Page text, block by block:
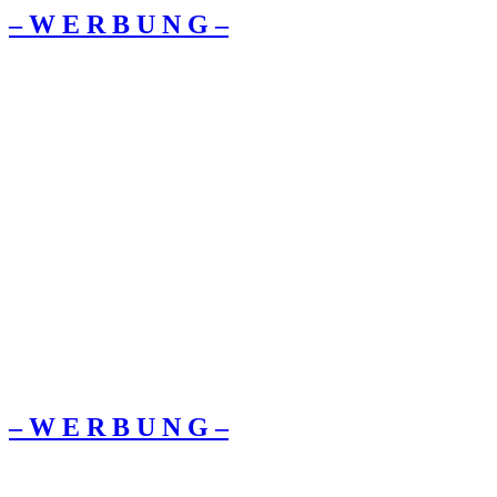
– W Ε R Β U Ν G –
– W Ε R Β U Ν G –